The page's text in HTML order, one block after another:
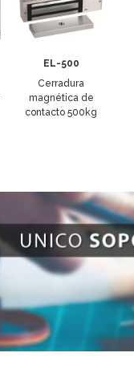
EL-500
Cerradura
magnética de
contacto 500kg